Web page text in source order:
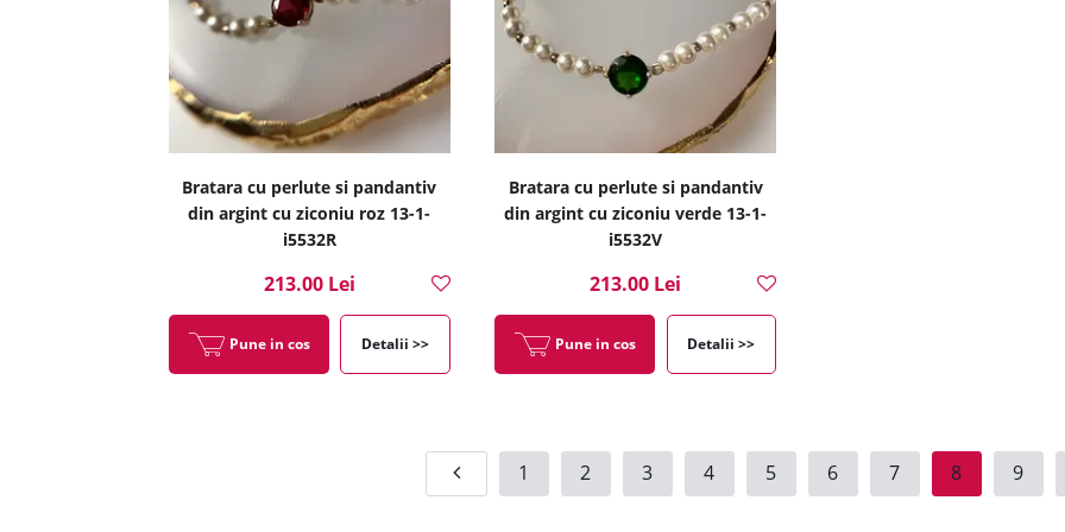
Bratara cu perlute si pandantiv
din argint cu ziconiu roz 13-1-
i5532R
213.00 Lei
Pune in cos Detalii >>
Bratara cu perlute si pandantiv
din argint cu ziconiu verde 13-1-
i5532V
213.00 Lei
Pune in cos Detalii >>
1 2 3 4 5 6 7 8 9